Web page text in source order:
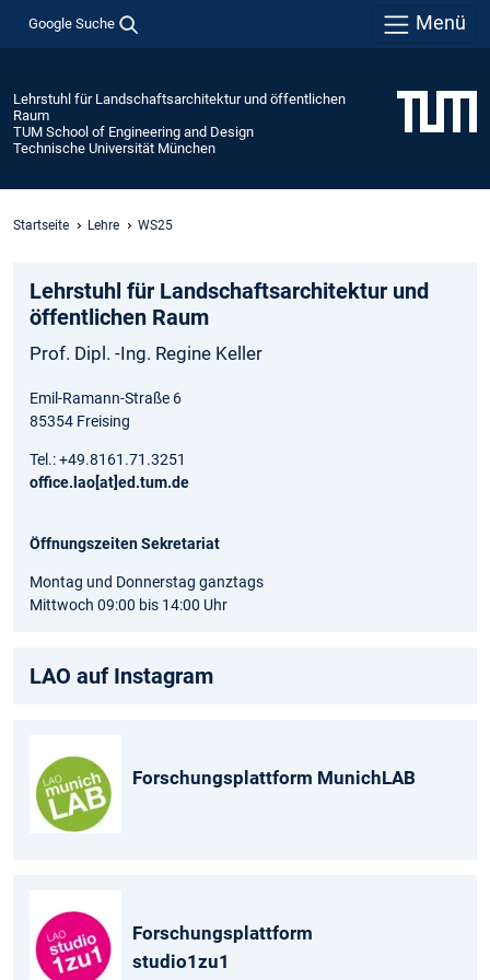
Google Suche Menü
Lehrstuhl für Landschaftsarchitektur und öffentlichen
Raum
TUM School of Engineering and Design
Technische Universität München
Startseite Lehre WS25
Lehrstuhl für Landschaftsarchitektur und
öffentlichen Raum
Prof. Dipl. -Ing. Regine Keller
Emil-Ramann-Straße 6
85354 Freising
Tel.: +49.8161.71.3251
office.lao[at]ed.tum.de
Öffnungszeiten Sekretariat
Montag und Donnerstag ganztags
Mittwoch 09:00 bis 14:00 Uhr
LAO auf Instagram
Forschungsplattform MunichLAB
Forschungsplattform
studio1zu1